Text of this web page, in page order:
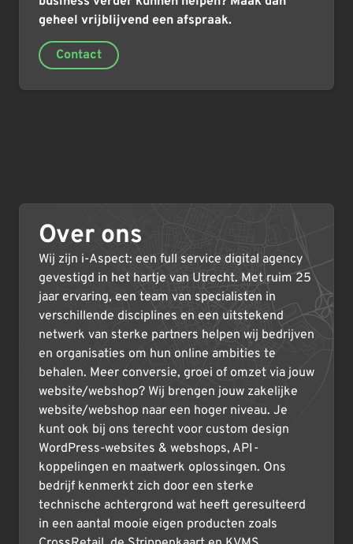
geheel vrijblijvend een afspraak.
Contact
Over ons
Wij zijn i-Aspect: een full service digital agency
gevestigd in het hartje van Utrecht. Met ruim 25
jaar ervaring, een team van specialisten in
verschillende disciplines en een uitstekend
netwerk van sterke partners helpen wij bedrijven
en organisaties om hun online ambities te
behalen. Meer conversie, groei of omzet via jouw
website/webshop? Wij brengen jouw zakelijke
website/webshop naar een hoger niveau. Je
kunt ook bij ons terecht voor custom design
WordPress-websites & webshops, API-
koppelingen en maatwerk oplossingen. Ons
bedrijf kenmerkt zich door een sterke
technische achtergrond wat heeft geresulteerd
in een aantal mooie eigen producten zoals